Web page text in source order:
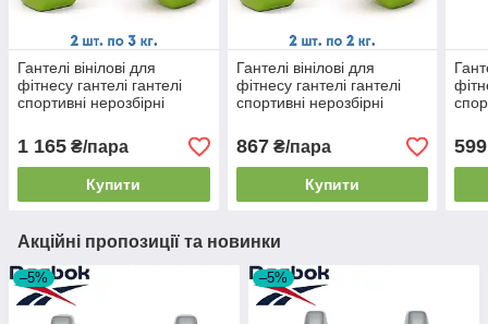
Гантелі вінілові для
фітнесу гантелі гантелі
спортивні нерозбірні
Vinyl 2 шт по 3 кг
1 165 ₴/пара
Купити
Гантелі вінілові для
фітнесу гантелі гантелі
спортивні нерозбірні
Vinyl 2 шт по 2 кг
867₴/пара
Купити
599
Акційні пропозиції та новинки
–5% –5%